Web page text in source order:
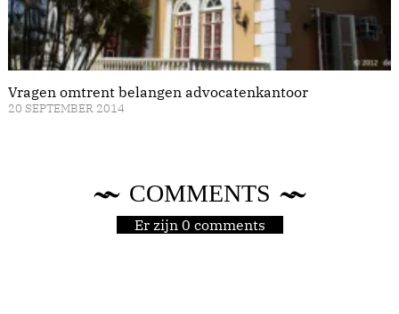
Vragen omtrent belangen advocatenkantoor
20 SEPTEMBER 2014
COMMENTS
Er zijn 0 comments